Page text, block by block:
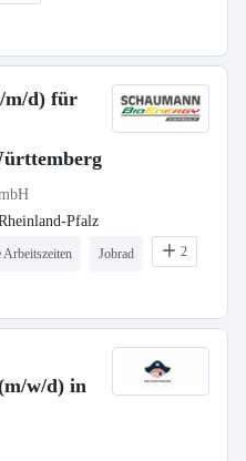
m/d) für
Pfalz
Arbeitszeiten Jobrad 2
w/d) in